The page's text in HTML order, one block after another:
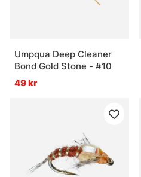
Umpqua Deep Cleaner
Bond Gold Stone - #10
49 kr